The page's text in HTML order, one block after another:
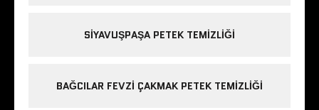
SIYAVUŞPAŞA PETEK TEMIZLIĞI
BAĞCILAR FEVZI ÇAKMAK PETEK TEMIZLIĞI